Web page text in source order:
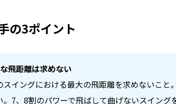
の3ポイント
飛距離は求めない
スイングにおける最大の飛距離を求めないこと
7、8割のパワーで飛ばして曲げないスイング